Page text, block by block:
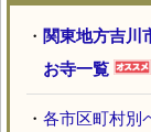
・ 関東地方吉川
お寺一覧
・ 各市区町村別